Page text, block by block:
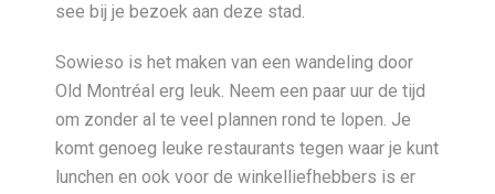
see bij je bezoek aan deze stad.
Sowieso is het maken van een wandeling door
Old Montréal erg leuk. Neem een paar uur de tijd
om zonder al te veel plannen rond te lopen. Je
komt genoeg leuke restaurants tegen waar je kunt
lunchen en ook voor de winkelliefhebbers is er